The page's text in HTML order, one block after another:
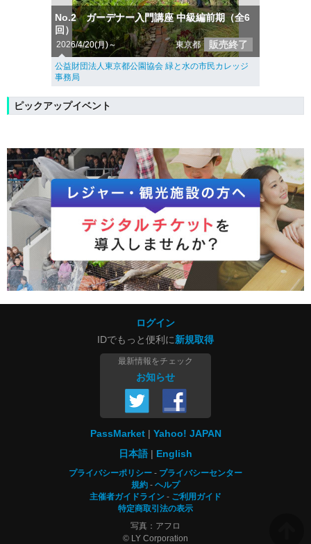
No.2 ガーデナー入門講座 中級編前期（全6
回）
2026/4/20(月)～ 東京都 販売終了
公益財団法人東京都公園協会 緑と水の市民カレッジ
事務局
ピックアップイベント
ログイン
IDでもっと便利に新規取得
最新情報をチェック
お知らせ
PassMarket
Yahoo! JAPAN
日本語
English
プライバシーポリシー
プライバシーセンター
規約
ヘルプ
主催者ガイドライン
ご利用ガイド
特定商取引法の表示
写真：アフロ
© LY Corporation